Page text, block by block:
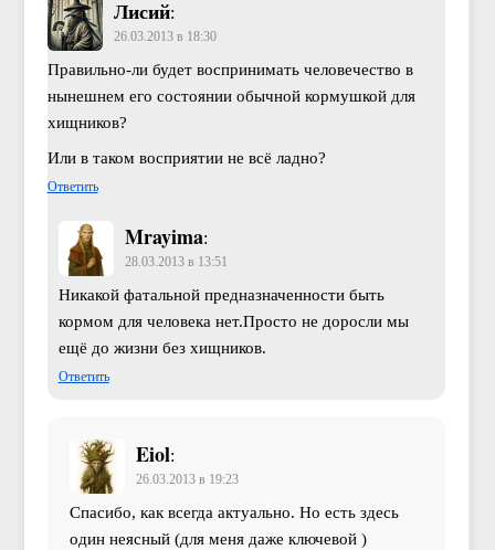
Лисий:
26.03.2013 в 18:30
Правильно-ли будет воспринимать человечество в
нынешнем его состоянии обычной кормушкой для
хищников?
Или в таком восприятии не всё ладно?
Ответить
Mrayima:
28.03.2013 в 13:51
Никакой фатальной предназначенности быть
кормом для человека нет.Просто не доросли мы
ещё до жизни без хищников.
Ответить
Eiol:
26.03.2013 в 19:23
Спасибо, как всегда актуально. Но есть здесь
один неясный (для меня даже ключевой )